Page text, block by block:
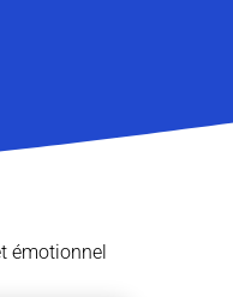
émotionnel